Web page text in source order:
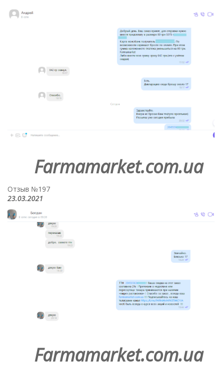
Farmamarket.com.ua
Отзыв №197
23.03.2021
Farmamarket.com.ua